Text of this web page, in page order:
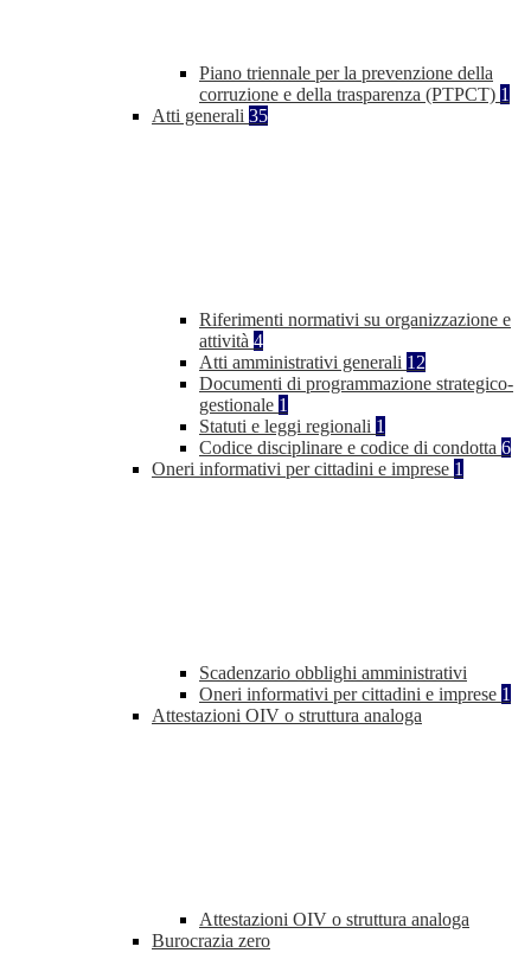
Piano triennale per la prevenzione della
corruzione e della trasparenza (PTPCT) 1
Atti generali 35
Riferimenti normativi su organizzazione e
attività 4
Atti amministrativi generali 12
Documenti di programmazione strategico-
gestionale 1
Statuti e leggi regionali 1
Codice disciplinare e codice di condotta 6
Oneri informativi per cittadini e imprese 1
Scadenzario obblighi amministrativi
Oneri informativi per cittadini e imprese 1
Attestazioni OIV o struttura analoga
Attestazioni OIV o struttura analoga
Burocrazia zero